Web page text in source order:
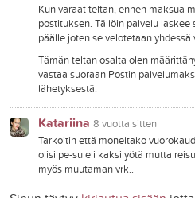
Kun varaat teltan, ennen maksua
postituksen. Tällöin palvelu
päälle joten se velotetaan yhdessä
Tämän teltan osalta olen
vastaa suoraan Postin
lähetyksestä.
Katariina 8 vuotta sitten
Tarkoitin että moneltako
olisi pe-su eli kaksi yötä mutta
myös muutaman vrk..